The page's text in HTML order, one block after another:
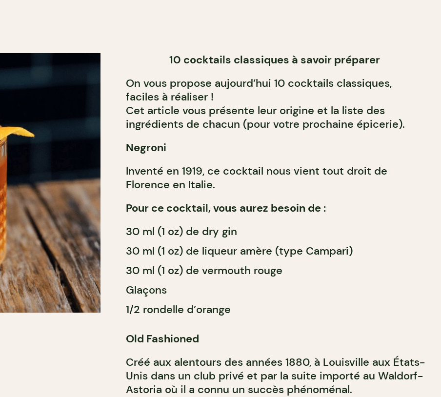
10 cocktails classiques à savoir préparer
On vous propose aujourd’hui 10 cocktails classiques,
faciles à réaliser !
Cet article vous présente leur origine et la liste des
ingrédients de chacun (pour votre prochaine épicerie).
Negroni
Inventé en 1919, ce cocktail nous vient tout droit de
Florence en Italie.
Pour ce cocktail, vous aurez besoin de :
30 ml (1 oz) de dry gin
30 ml (1 oz) de liqueur amère (type Campari)
30 ml (1 oz) de vermouth rouge
Glaçons
1/2 rondelle d’orange
Old Fashioned
Créé aux alentours des années 1880, à Louisville aux États-
Unis dans un club privé et par la suite importé au Waldorf-
Astoria où il a connu un succès phénoménal.